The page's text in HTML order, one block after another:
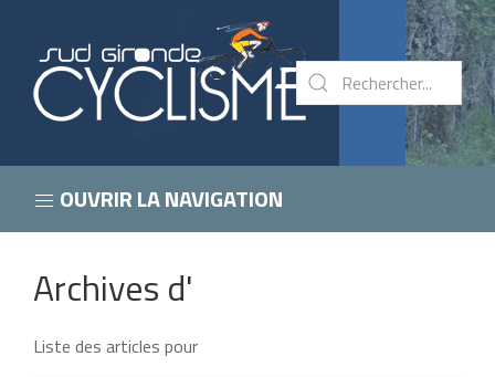
OUVRIR LA NAVIGATION
Archives d'
Liste des articles pour